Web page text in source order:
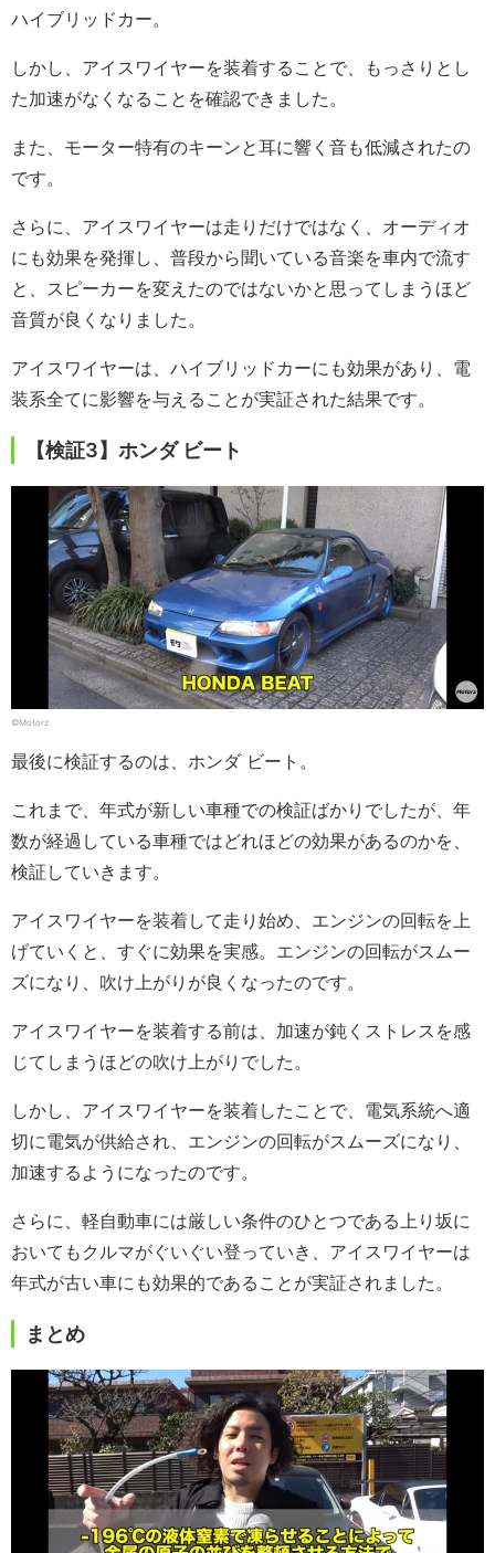
ハイブリッドカー。
しかし、アイスワイヤーを装着することで、もっさりとし
た加速がなくなることを確認できました。
また、モーター特有のキーンと耳に響く音も低減されたの
です。
さらに、アイスワイヤーは走りだけではなく、オーディオ
にも効果を発揮し、普段から聞いている音楽を車内で流す
と、スピーカーを変えたのではないかと思ってしまうほど
音質が良くなりました。
アイスワイヤーは、ハイブリッドカーにも効果があり、電
装系全てに影響を与えることが実証された結果です。
【検証3】ホンダ ビート
©Motorz
最後に検証するのは、ホンダ ビート。
これまで、年式が新しい車種での検証ばかりでしたが、年
数が経過している車種ではどれほどの効果があるのかを、
検証していきます。
アイスワイヤーを装着して走り始め、エンジンの回転を上
げていくと、すぐに効果を実感。エンジンの回転がスムー
ズになり、吹け上がりが良くなったのです。
アイスワイヤーを装着する前は、加速が鈍くストレスを感
じてしまうほどの吹け上がりでした。
しかし、アイスワイヤーを装着したことで、電気系統へ適
切に電気が供給され、エンジンの回転がスムーズになり、
加速するようになったのです。
さらに、軽自動車には厳しい条件のひとつである上り坂に
おいてもクルマがぐいぐい登っていき、アイスワイヤーは
年式が古い車にも効果的であることが実証されました。
まとめ